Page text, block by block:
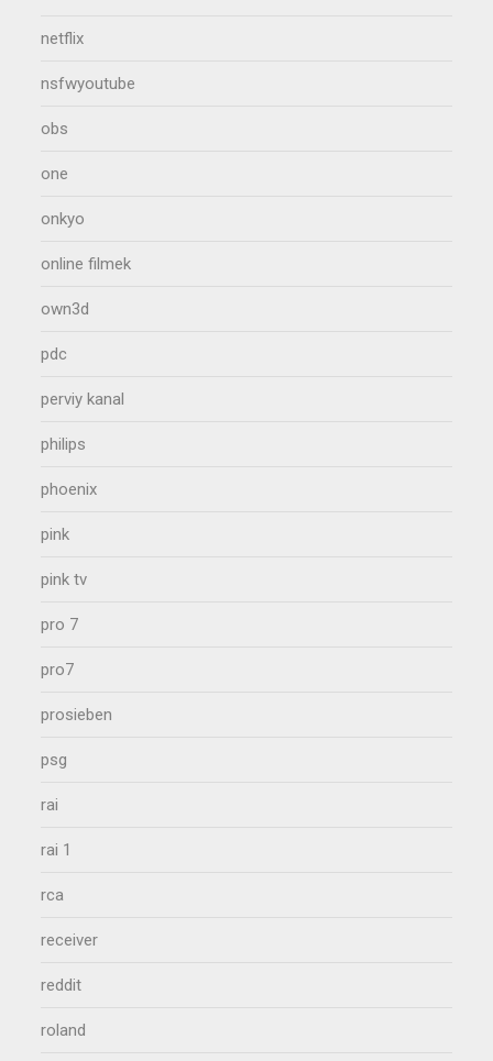
netflix
nsfwyoutube
obs
one
onkyo
online filmek
own3d
pdc
perviy kanal
philips
phoenix
pink
pink tv
pro 7
pro7
prosieben
psg
rai
rai 1
rca
receiver
reddit
roland